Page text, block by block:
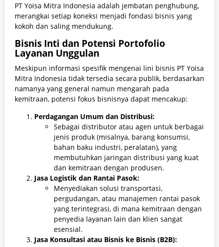
PT Yoisa Mitra Indonesia adalah jembatan penghubung,
merangkai setiap koneksi menjadi fondasi bisnis yang
kokoh dan saling mendukung.
Bisnis Inti dan Potensi Portofolio
Layanan Unggulan
Meskipun informasi spesifik mengenai lini bisnis PT Yoisa
Mitra Indonesia tidak tersedia secara publik, berdasarkan
namanya yang general namun mengarah pada
kemitraan, potensi fokus bisnisnya dapat mencakup:
Perdagangan Umum dan Distribusi:
Sebagai distributor atau agen untuk berbagai
jenis produk (misalnya, barang konsumsi,
bahan baku industri, peralatan), yang
membutuhkan jaringan distribusi yang kuat
dan kemitraan dengan produsen.
Jasa Logistik dan Rantai Pasok:
Menyediakan solusi transportasi,
pergudangan, atau manajemen rantai pasok
yang terintegrasi, di mana kemitraan dengan
penyedia layanan lain dan klien sangat
esensial.
Jasa Konsultasi atau Bisnis ke Bisnis (B2B):